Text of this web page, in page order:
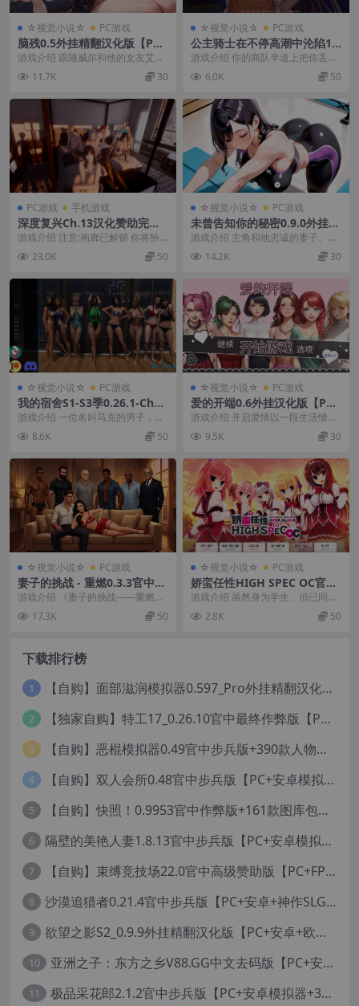
☆视觉小说☆ PC游戏
脑残0.5外挂精翻汉化版【PC
+安卓模拟器+欧美漫画风SLG/
NTR+画廊全开】/Brain Rot
【2.94G】
游戏介绍 跟随威尔和他的女友艾普
莉尔，一同见证他们在大学校园里
的成长与蜕变。 在...
11.7K 30
☆视觉小说☆ PC游戏
公主骑士在不停高潮中沦陷1.
2.7官方中文版【PC+安卓模拟
器＋日系ADV】/Princess Kni
ght Concedes to Cum【1.3
游戏介绍 你的商队半道上把你丢
下，这时面前突然出现独眼巨人！
正当绝望之际…… 嚯...
6.0K 50
PC游戏 手机游戏
深度复兴Ch.13汉化赞助完结
版【PC+安卓+亚洲风SLG+画
廊全开】/Depth's Revival
【10G】
游戏介绍 注意:画廊已解锁 你将扮
演一名唤醒潜意识、改变生活的大
学生。 在潜意识...
23.0K 50
☆视觉小说☆ PC游戏
未曾告知你的秘密0.9.0外挂完
美汉化版【PC+日系SLG/动
态】/Kimi Dake Shiranai
【2.34G】
游戏介绍 主角和他忠诚的妻子、婚
纱设计师由依过着平静的生活。 当
由依接到母亲的电...
14.2K 30
☆视觉小说☆ PC游戏
我的宿舍S1-S3季0.26.1-Ch6
汉化版【PC+安卓+全家桶SL
游戏介绍 一位名叫马克的男子，虽
然默认为马克，但可以改变。 大学
毕业回家后，他发...
8.6K 50
☆视觉小说☆ PC游戏
爱的开端0.6外挂汉化版【PC
+安卓生肉+亚洲漫画风SLG/后
宫/NTS】/开启爱情/Opening
to Love【2.3G】
游戏介绍 开启爱情以一段生活情色
浪漫冒险开始，带有一丝神秘感……
你扮演迈克尔戴...
9.5K 30
☆视觉小说☆ PC游戏
妻子的挑战 - 重燃0.3.3官中步
兵版【PC+安卓+欧美卡通风S
LG/沙盒】/Wife’s Dare - Rei
gnited【3.54G】
游戏介绍 《妻子的挑战——重燃》
并非简单地翻拍《妻子的挑战》，
而是一次彻底的全新...
17.3K 50
☆视觉小说☆ PC游戏
娇蛮任性HIGH SPEC OC官方
中文版【PC-日系ADV/新作/
学生/制服/纯爱】/WAGAMA
MA HIGH SPEC OC【7.44
游戏介绍 虽然身为学生，但已同时
在某周刊杂志有着连载工作的漫画
原作者（译注：即脚...
2.8K 50
下载排行榜
1 【自购】面部滋润模拟器0.597_Pro外挂精翻汉化版+114款人物MOD【PC+安卓模拟器+3D互动SLG/神级建模/独家定制资源/扶她】/True Facials Pro【12G】
2 【独家自购】特工17_0.26.10官中最终作弊版【PC+安卓+亚洲神作SLG/步兵/NTR+赞助码+旧版存档+画廊】/Agent 17【6.25G】
3 【自购】恶棍模拟器0.49官中步兵版+390款人物卡【PC+安卓模拟器+3D互动调教/捏人变装+作弊器汉化】/坏蛋模拟器/The Villain Simulator【19.5G】
4 【自购】双人会所0.48官中步兵版【PC+安卓模拟器+大型3D互动/精品沙盒/变装捏脸】 /一起回家吧/Home Together【12.6G】
5 【自购】快照！0.9953官中作弊版+161款图库包【PC+安卓模拟器+3D互动/开放世界/沙盒/偷拍/盗摄/步兵/11000+照片】/Snapshot!【13.6G】
6 隔壁的美艳人妻1.8.13官中步兵版【PC+安卓模拟器+亚洲SLG/国风精品+存档】/The Wife Next Door【13G】
7 【自购】束缚竞技场22.0官中高级赞助版【PC+FPS枪战射击/ACT动作/捏人/团队】/Bondage Arena Premium【43.7G】
8 沙漠追猎者0.21.4官中步兵版【PC+安卓+神作SLG/沙盒+画廊全开】/沙漠潜行者/沉沙猎手/Desert Stalker【9.56G】
9 欲望之影S2_0.9.9外挂精翻汉化版【PC+安卓+欧美精品RPG/步兵/沙盒/媚黑/绿帽NTR】/Shadows of Desire【19.2G】
10 亚洲之子：东方之乡V88.GG中文去码版【PC+安卓模拟器+亚洲风QSP/真人SLG/更新/MOD整合版/作者版】/SOA就是个混蛋/【93G】
11 极品采花郎2.1.2官中步兵版【PC+安卓模拟器+3D互动SLG/亚洲/国风+金手指+真全CG存档】/Romantic Escapades【8.3G】